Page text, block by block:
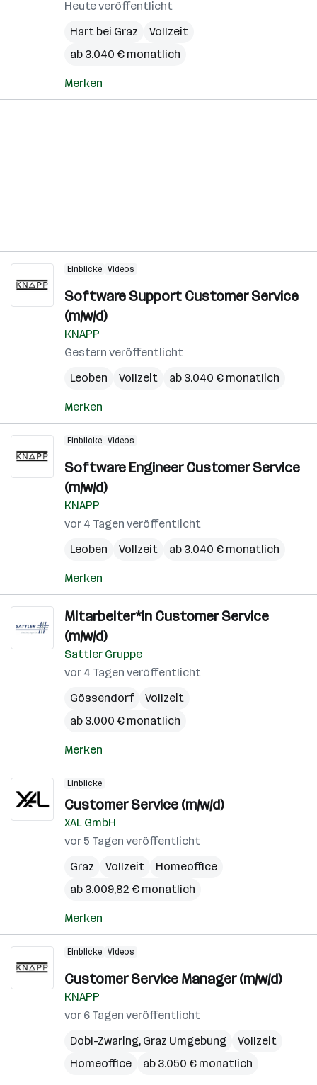
Heute veröffentlicht
Hart bei Graz
Vollzeit
ab 3.040 € monatlich
Merken
Einblicke Videos
Software Support Customer Service
(m/w/d)
KNAPP
Gestern veröffentlicht
Leoben
Vollzeit ab 3.040 € monatlich
Merken
Einblicke Videos
Software Engineer Customer Service
(m/w/d)
KNAPP
vor 4 Tagen veröffentlicht
Leoben
Vollzeit ab 3.040 € monatlich
Merken
Mitarbeiter*in Customer Service
(m/w/d)
Sattler Gruppe
vor 4 Tagen veröffentlicht
Gössendorf
Vollzeit
ab 3.000 € monatlich
Merken
Einblicke
Customer Service (m/w/d)
XAL GmbH
vor 5 Tagen veröffentlicht
Graz
Vollzeit
Homeoffice
ab 3.009,82 € monatlich
Merken
Einblicke Videos
Customer Service Manager (m/w/d)
KNAPP
vor 6 Tagen veröffentlicht
Dobl-Zwaring, Graz Umgebung
Vollzeit
Homeoffice
ab 3.050 € monatlich